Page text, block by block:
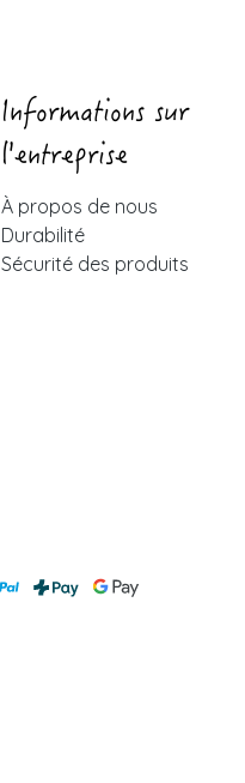
Informations sur
l'entreprise
À propos de nous
Durabilité
Sécurité des produits